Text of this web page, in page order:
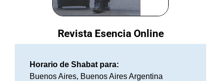
Revista Esencia Online
Horario de Shabat para:
Buenos Aires, Buenos Aires Argentina